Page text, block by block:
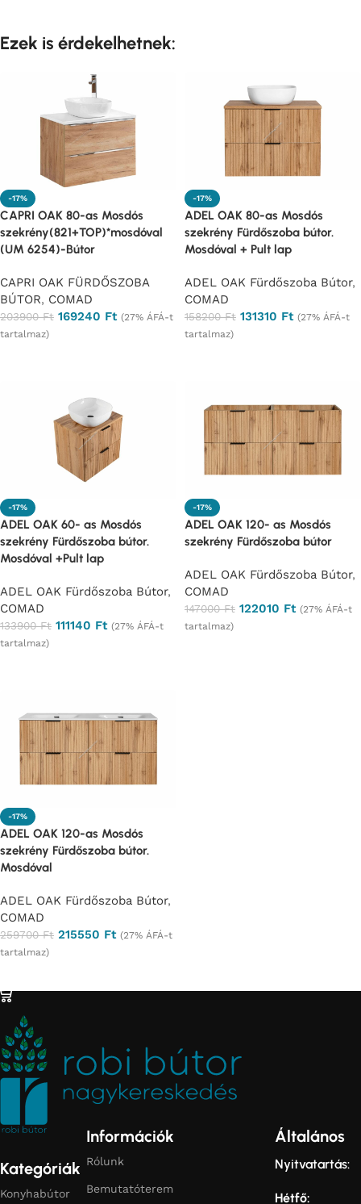
Ezek is érdekelhetnek:
-17%
CAPRI OAK 80-as Mosdós
szekrény(821+TOP)*mosdóval
(UM 6254)-Bútor
CAPRI OAK FÜRDŐSZOBA
BÚTOR, COMAD
203900Ft 169240 Ft (27% ÁFÁ-t
tartalmaz)
-17%
ADEL OAK 80-as Mosdós
szekrény Fürdőszoba bútor.
Mosdóval + Pult lap
ADEL OAK Fürdőszoba Bútor,
COMAD
158200Ft 131310 Ft (27% ÁFÁ-t
tartalmaz)
-17%
ADEL OAK 60- as Mosdós
szekrény Fürdőszoba bútor.
Mosdóval +Pult lap
ADEL OAK Fürdőszoba Bútor,
COMAD
133900Ft 111140 Ft (27% ÁFÁ-t
tartalmaz)
-17%
ADEL OAK 120- as Mosdós
szekrény Fürdőszoba bútor
ADEL OAK Fürdőszoba Bútor,
COMAD
147000Ft 122010 Ft (27% ÁFÁ-t
tartalmaz)
-17%
ADEL OAK 120-as Mosdós
szekrény Fürdőszoba bútor.
Mosdóval
ADEL OAK Fürdőszoba Bútor,
COMAD
259700Ft 215550 Ft (27% ÁFÁ-t
tartalmaz)
Kategóriák
Konyhabútor
Információk
Rólunk
Bemutatóterem
Általános
Nyitvatartás:
Hétfő: